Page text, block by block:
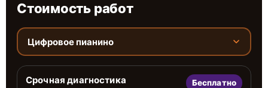
Стоимость работ
Цифровое пианино
Срочная диагностика Бесплатно